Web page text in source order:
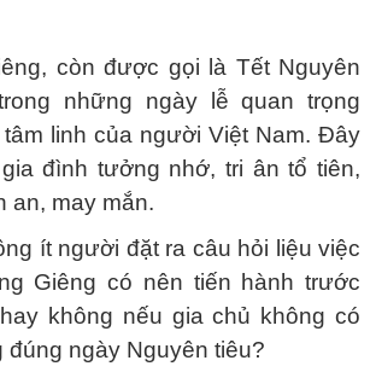
còn được gọi là Tết Nguyên
những ngày lễ quan trọng
linh của người Việt Nam. Đây
đình tưởng nhớ, tri ân tổ tiên,
an, may mắn.
ít người đặt ra câu hỏi liệu việc
Giêng có nên tiến hành trước
không nếu gia chủ không có
đúng ngày Nguyên tiêu?